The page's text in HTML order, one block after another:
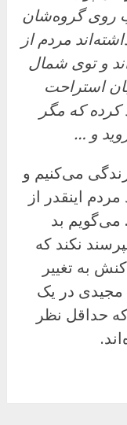
روی گروه‌شان
مردم از
و توی شمال
استراحت
کرده که مگر
و …
می‌کنیم و
اینقدر از
می‌گویم بد
نکند که
به تغییر
مجیدی در یک
حداقل نظر